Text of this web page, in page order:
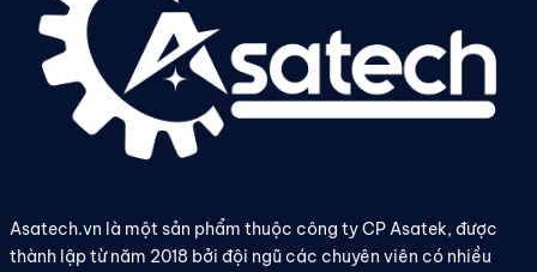
Asatech.vn là một sản phẩm thuộc công ty CP Asatek, được
thành lập từ năm 2018 bởi đội ngũ các chuyên viên có nhiều